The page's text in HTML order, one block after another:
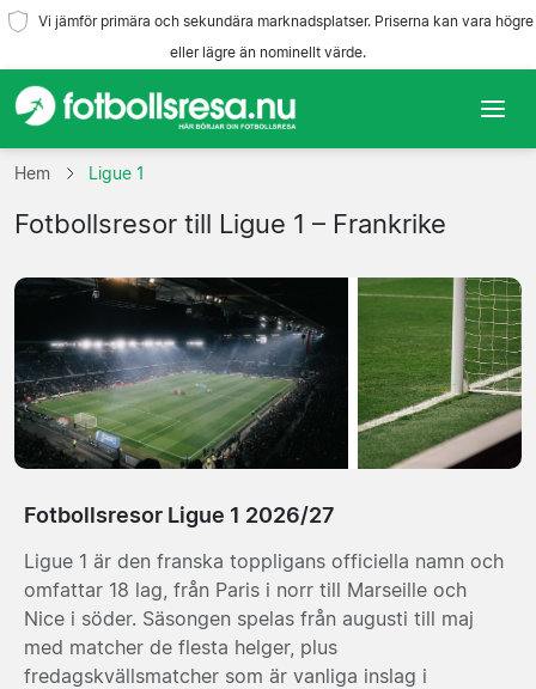
Vi jämför primära och sekundära marknadsplatser. Priserna kan vara högre
eller lägre än nominellt värde.
Hem
Lag
Ligor
Resebyråer
Hem Ligue 1
Fotbollsresor till Ligue 1 – Frankrike
Fotbollsresor Ligue 1 2026/27
Ligue 1 är den franska toppligans officiella namn och
omfattar 18 lag, från Paris i norr till Marseille och
Nice i söder. Säsongen spelas från augusti till maj
med matcher de flesta helger, plus
fredagskvällsmatcher som är vanliga inslag i